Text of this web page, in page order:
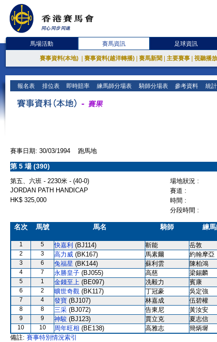
馬場活動 賽馬資訊 足球資訊
賽事資料(本地) 賽事資料(越洋轉播) 賽馬新聞 主要賽事 視聽播
報名表 排位表 即時賠率 練馬師分場表 騎師分場表 參考資料 統
賽事日期: 30/03/1994 跑馬地
第 5 場 (390)
第五、六班 - 2230米 - (40-0)
場地狀況 :
JORDAN PATH HANDICAP
賽道 :
HK$ 325,000
時間 :
分段時間 :
名次 馬號 馬名 騎師 練
1 5 快嘉利 (BJ114) 靳能 岳敦
2 3 高力威 (BK167) 馬素爾 約翰摩亞
3 6 兔福星 (BK144) 蘇利雲 陳柏鴻
4 7 永勝皇子 (BJ055) 高慈 梁錫麟
5 1 金錢至上 (BE097) 冼毅力 賓康
6 2 曠世奇觀 (BK117) 丁冠豪 吳定強
7 4 發寶 (BJ107) 林嘉成 伍碧權
8 8 三采 (BJ072) 告東尼 黃汝安
9 9 神駿 (BJ123) 賈立克 夏志信
10 10 周年旺相 (BE138) 高雅志
簡炳墀
備註: 賽事特別情況索引